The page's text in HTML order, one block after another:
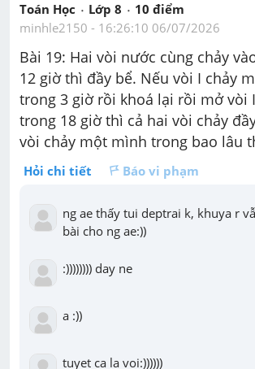
Toán Học Lớp 8 10 điểm
minhle2150 - 16:26:10 06/07/2026
Bài 19: Hai vòi nước cùng chảy
12 giờ thì đầy bể. Nếu vòi I chảy
trong 3 giờ rồi khoá lại rồi mở vòi
trong 18 giờ thì cả hai vòi chảy
vòi chảy một mình trong bao lâu
Hỏi chi tiết Báo vi phạm
ng ae thấy tui deptrai k, khuya r
bài cho ng ae:))
:)))))))) day ne
a :))
tuyet ca la voi:))))))